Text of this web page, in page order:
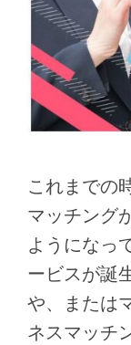
これまでの
マッチング
ようになっ
ービスが誕
や、または
ネスマッチ